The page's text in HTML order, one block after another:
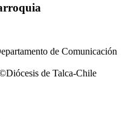
de Comunicación
de Talca-Chile